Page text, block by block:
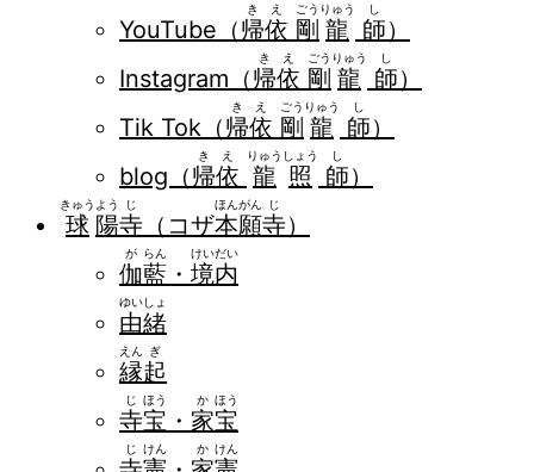
YouTube（帰
き
依
え
剛
ごう
龍
りゅう
師
し
）
Instagram（帰
き
依
え
剛
ごう
龍
りゅう
師
し
）
Tik Tok（帰
き
依
え
剛
ごう
龍
りゅう
師
し
）
blog（帰
き
依
え
龍
りゅう
照
しょう
師
し
）
球
きゅう
陽
よう
寺
じ
（コザ本
ほん
願
がん
寺
じ
）
伽
が
藍
らん
・ 境
けい
内
だい
由
ゆい
緒
しょ
縁
えん
起
ぎ
寺
じ
宝
ほう
・ 家
か
宝
ほう
じ けん か けん